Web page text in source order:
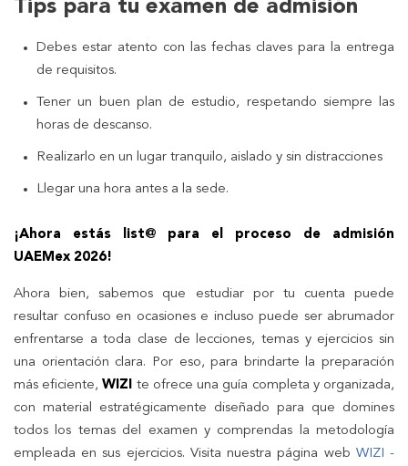
Tips para tu examen de admisión
Debes estar atento con las fechas claves para la entrega
de requisitos.
Tener un buen plan de estudio, respetando siempre las
horas de descanso.
Realizarlo en un lugar tranquilo, aislado y sin distracciones
Llegar una hora antes a la sede.
¡Ahora estás list@ para el proceso de admisión
UAEMex 2026!
Ahora bien, sabemos que estudiar por tu cuenta puede
resultar confuso en ocasiones e incluso puede ser abrumador
enfrentarse a toda clase de lecciones, temas y ejercicios sin
una orientación clara. Por eso, para brindarte la preparación
más eficiente,WIZI te ofrece una guía completa y organizada,
con material estratégicamente diseñado para que domines
todos los temas del examen y comprendas la metodología
empleada en sus ejercicios. Visita nuestra página web WIZI -